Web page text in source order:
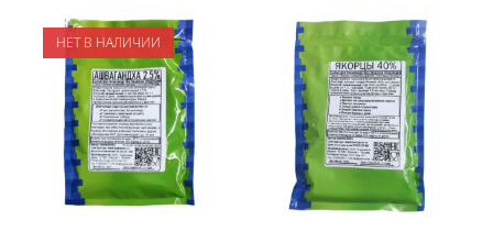
НЕТ В НАЛИЧИИ